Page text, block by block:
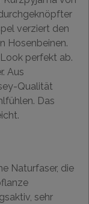
verziert den
Hosenbeinen.
perfekt ab.
Aus
Qualität
Das
Naturfaser, die
sehr